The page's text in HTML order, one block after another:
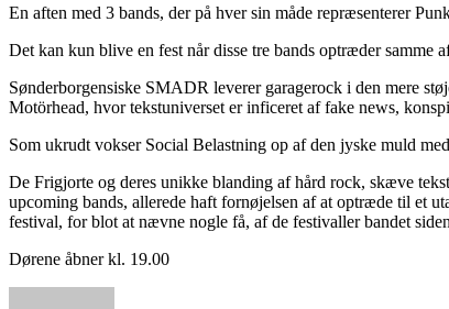
En aften med 3 bands, der på hver sin måde repræsenterer
Det kan kun blive en fest når disse tre bands optræder samme
Sønderborgensiske SMADR leverer garagerock i den mere
Motörhead, hvor tekstuniverset er inficeret af fake news,
Som ukrudt vokser Social Belastning op af den jyske muld
De Frigjorte og deres unikke blanding af hård rock, skæve
upcoming bands, allerede haft fornøjelsen af at optræde til et
festival, for blot at nævne nogle få, af de festivaller bandet
Dørene åbner kl. 19.00